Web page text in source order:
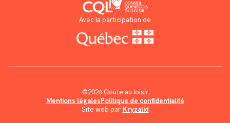
Avec la participation de
©2026 Goûte au loisir
Mentions légalesPolitique de confidentialité
Site web par Kryzalid